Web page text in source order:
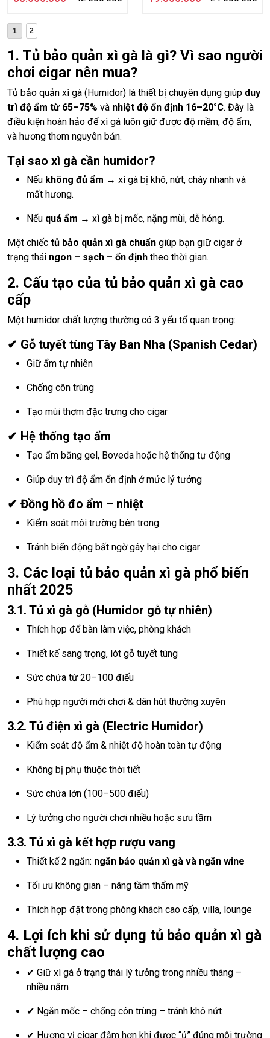
1 2
1. Tủ bảo quản xì gà là gì? Vì sao người
chơi cigar nên mua?
Tủ bảo quản xì gà (Humidor) là thiết bị chuyên dụng giúp duy
trì độ ẩm từ 65–75% và nhiệt độ ổn định 16–20°C. Đây là
điều kiện hoàn hảo để xì gà luôn giữ được độ mềm, độ ẩm,
và hương thơm nguyên bản.
Tại sao xì gà cần humidor?
Nếu không đủ ẩm → xì gà bị khô, nứt, cháy nhanh và
mất hương.
Nếu quá ẩm → xì gà bị mốc, nặng mùi, dễ hỏng.
Một chiếc tủ bảo quản xì gà chuẩn giúp bạn giữ cigar ở
trạng thái ngon – sạch – ổn định theo thời gian.
2. Cấu tạo của tủ bảo quản xì gà cao
cấp
Một humidor chất lượng thường có 3 yếu tố quan trọng:
✔ Gỗ tuyết tùng Tây Ban Nha (Spanish Cedar)
Giữ ẩm tự nhiên
Chống côn trùng
Tạo mùi thơm đặc trưng cho cigar
✔ Hệ thống tạo ẩm
Tạo ẩm bằng gel, Boveda hoặc hệ thống tự động
Giúp duy trì độ ẩm ổn định ở mức lý tưởng
✔ Đồng hồ đo ẩm – nhiệt
Kiểm soát môi trường bên trong
Tránh biến động bất ngờ gây hại cho cigar
3. Các loại tủ bảo quản xì gà phổ biến
nhất 2025
3.1. Tủ xì gà gỗ (Humidor gỗ tự nhiên)
Thích hợp để bàn làm việc, phòng khách
Thiết kế sang trọng, lót gỗ tuyết tùng
Sức chứa từ 20–100 điếu
Phù hợp người mới chơi & dân hút thường xuyên
3.2. Tủ điện xì gà (Electric Humidor)
Kiểm soát độ ẩm & nhiệt độ hoàn toàn tự động
Không bị phụ thuộc thời tiết
Sức chứa lớn (100–500 điếu)
Lý tưởng cho người chơi nhiều hoặc sưu tầm
3.3. Tủ xì gà kết hợp rượu vang
Thiết kế 2 ngăn: ngăn bảo quản xì gà và ngăn wine
Tối ưu không gian – nâng tầm thẩm mỹ
Thích hợp đặt trong phòng khách cao cấp, villa, lounge
4. Lợi ích khi sử dụng tủ bảo quản xì gà
chất lượng cao
✔ Giữ xì gà ở trạng thái lý tưởng trong nhiều tháng –
nhiều năm
✔ Ngăn mốc – chống côn trùng – tránh khô nứt
✔ Hương vị cigar đậm hơn khi được “ủ” đúng môi trường